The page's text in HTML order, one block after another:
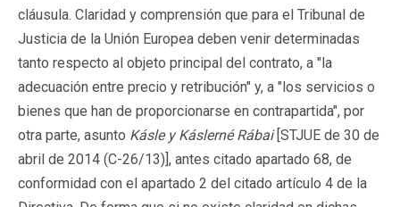
cláusula. Claridad y comprensión que para el Tribunal de
Justicia de la Unión Europea deben venir determinadas
tanto respecto al objeto principal del contrato, a "la
adecuación entre precio y retribución" y, a "los servicios o
bienes que han de proporcionarse en contrapartida", por
otra parte, asunto Kásle y Káslerné Rábai[STJUE de 30 de
abril de 2014 (C-26/13)], antes citado apartado 68, de
conformidad con el apartado 2 del citado artículo 4 de la